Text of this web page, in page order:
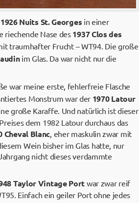
1926 Nuits St. Georges in einer
riechende Nase des 1937 Clos des
traumhafter Frucht – WT94. Die große
im Glas. Da war nicht nur die
war meine erste, fehlerfreie Flasche
Monstrum war der 1970 Latour
große Karaffe. Und natürlich ist dieser
dem 1982 Latour durchaus das
Cheval Blanc, eher maskulin zwar mit
Wein bisher im Glas hatte, nur
nicht dieses verdammte
Taylor Vintage Port war zwar reif
Einfach ein geiler Port ohne jedes